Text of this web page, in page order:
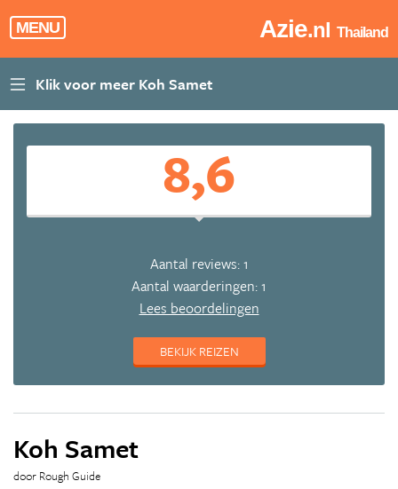
MENU Azie.nl Thailand
8,6
Aantal reviews: 1
Aantal waarderingen: 1
Lees beoordelingen
BEKIJK REIZEN
Koh Samet
door Rough Guide